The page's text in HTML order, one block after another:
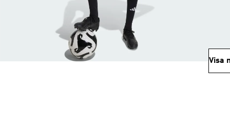
Visa